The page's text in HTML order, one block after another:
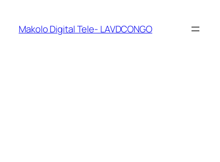
Makolo Digital Tele- LAVDCONGO